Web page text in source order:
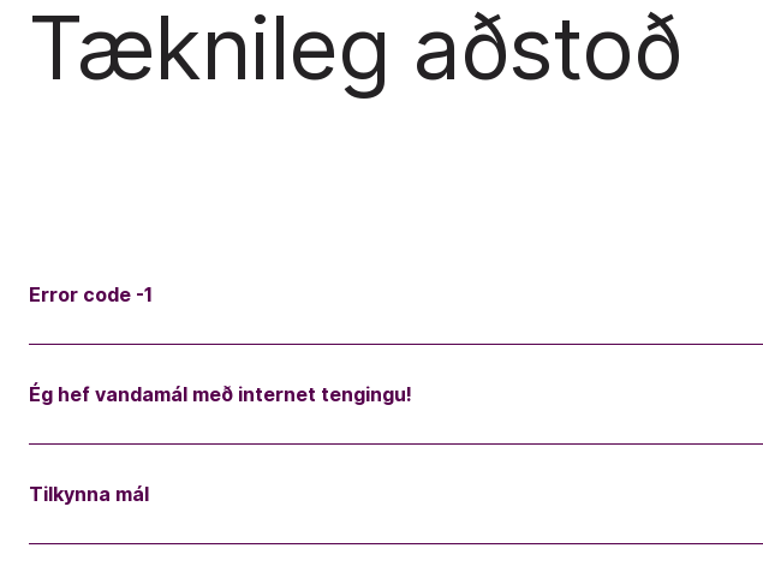
Tæknileg aðstoð
Error code -1
Ég hef vandamál með internet tengingu!
Tilkynna mál